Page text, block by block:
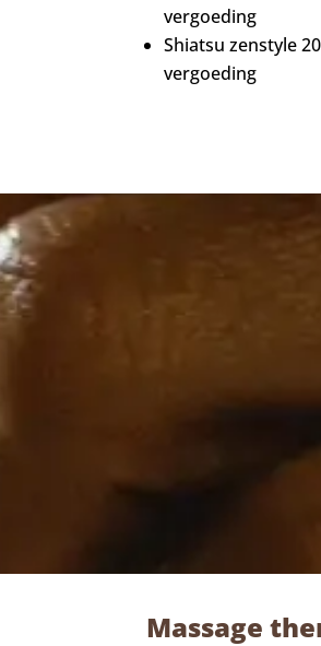
vergoeding
Shiatsu zenstyle
vergoeding
Massage